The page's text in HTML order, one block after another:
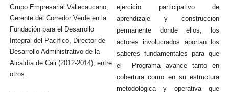
Grupo Empresarial Vallecaucano,
Gerente del Corredor Verde en la
Fundación para el Desarrollo
Integral del Pacífico, Director de
Desarrollo Administrativo de la
Alcaldía de Cali (2012-2014), entre
otros.
ejercicio participativo de
aprendizaje y construcción
permanente donde ellos, los
actores involucrados aportan los
saberes fundamentales para que
el Programa avance tanto en
cobertura como en su estructura
metodológica y operativa que